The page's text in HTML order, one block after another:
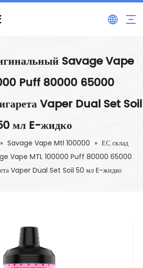
Savage Vape
Puff 80000 65000
Vaper Dual Set Soil
мл E-жидко
» Savage Vape Mtl 100000 » ЕС склад
Vape MTL 100000 Puff 80000 65000
Vaper Dual Set Soil 50 мл E-жидко